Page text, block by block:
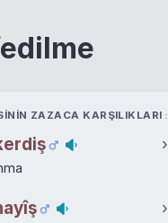
ZAZACA KARŞILIKLARI
›
›